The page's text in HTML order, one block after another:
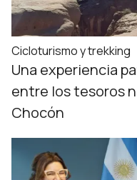
Cicloturismo y trekking
Una experiencia
entre los tesoros
Chocón